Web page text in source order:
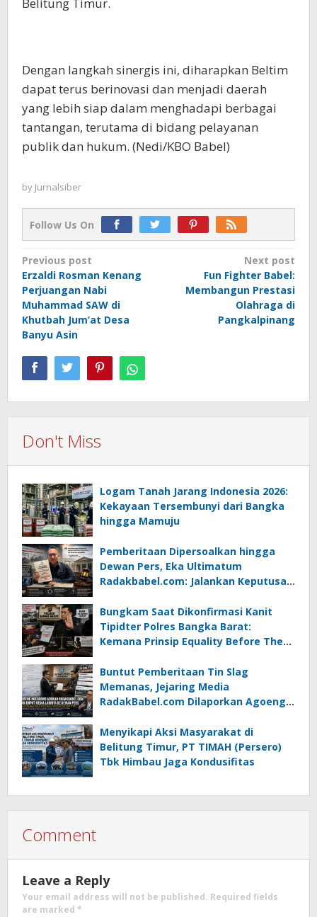
Belitung Timur.
Dengan langkah sinergis ini, diharapkan Beltim
dapat terus berinovasi dan menjadi daerah
yang lebih siap dalam menghadapi berbagai
tantangan, terutama di bidang pelayanan
publik dan hukum. (Nedi/KBO Babel)
by Jurnalsiber
Follow Us On
Post
navigation
Previous post
Erzaldi Rosman Kenang
Perjuangan Nabi
Muhammad SAW di
Khutbah Jum’at Desa
Banyu Asin
Next post
Fun Fighter Babel:
Membangun Prestasi
Olahraga di
Pangkalpinang
Don't Miss
Logam Tanah Jarang Indonesia 2026:
Kekayaan Tersembunyi dari Bangka
hingga Mamuju
Pemberitaan Dipersoalkan hingga
Dewan Pers, Eka Ultimatum
Radakbabel.com: Jalankan Keputusan
Bungkam Saat Dikonfirmasi Kanit
Tipidter Polres Bangka Barat:
Kemana Prinsip Equality Before The
Buntut Pemberitaan Tin Slag
Memanas, Jejaring Media
RadakBabel.com Dilaporkan Agoeng
Menyikapi Aksi Masyarakat di
Belitung Timur, PT TIMAH (Persero)
Tbk Himbau Jaga Kondusifitas
Comment
Leave a Reply
Your email address will not be published. Required fields
are marked *